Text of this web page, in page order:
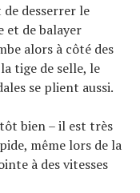
desserrer le
et de balayer
alors à côté des
tige de selle, le
se plient aussi.
bien – il est très
même lors de la
à des vitesses